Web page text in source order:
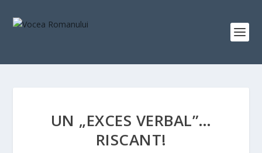
UN „EXCES VERBAL”…
RISCANT!